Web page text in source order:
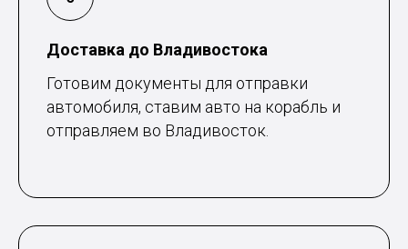
Доставка до Владивостока
Готовим документы для отправки
автомобиля, ставим авто на корабль и
отправляем во Владивосток.